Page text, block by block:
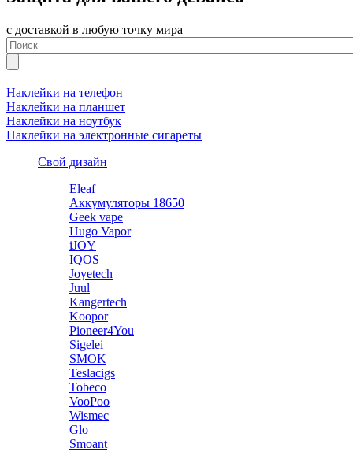
с доставкой в любую точку мира
Наклейки на телефон
Наклейки на планшет
Наклейки на ноутбук
Наклейки на электронные сигареты
Свой дизайн
Eleaf
Аккумуляторы 18650
Geek vape
Hugo Vapor
iJOY
IQOS
Joyetech
Juul
Kangertech
Koopor
Pioneer4You
Sigelei
SMOK
Teslacigs
Tobeco
VooPoo
Wismec
Glo
Smoant